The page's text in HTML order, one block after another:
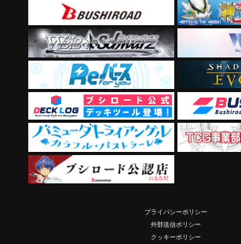
プライバシーポリシー
外部送信ポリシー
クッキーポリシー